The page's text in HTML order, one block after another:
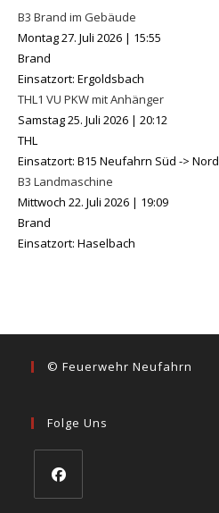
B3 Brand im Gebäude
Montag 27. Juli 2026 | 15:55
Brand
Einsatzort: Ergoldsbach
THL1 VU PKW mit Anhänger
Samstag 25. Juli 2026 | 20:12
THL
Einsatzort: B15 Neufahrn Süd -> Nord
B3 Landmaschine
Mittwoch 22. Juli 2026 | 19:09
Brand
Einsatzort: Haselbach
© Feuerwehr Neufahrn
Folge Uns